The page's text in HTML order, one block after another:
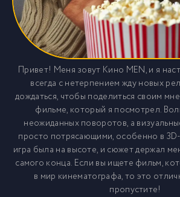
Привет! Меня зовут Кино MEN, и я
всегда с нетерпением жду новых
дождаться, чтобы поделиться своим
фильме, который я посмотрел.
неожиданных поворотов, а
просто потрясающими, особенно в
игра была на высоте, и сюжет держал
самого конца. Если вы ищете фильм,
в мир кинематографа, то это
пропустите!